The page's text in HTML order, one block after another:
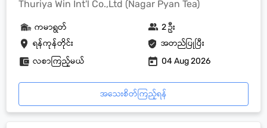
Thuriya Win Int'l Co.,Ltd (Nagar Pyan Tea)
ရန်ကုန်တိုင်း အတည်ပြုပြီး
ကမာရွတ် 2 ဦး
လစာကြည့်မယ် 04 Aug 2026
အသေးစိတ်ကြည့်ရန်